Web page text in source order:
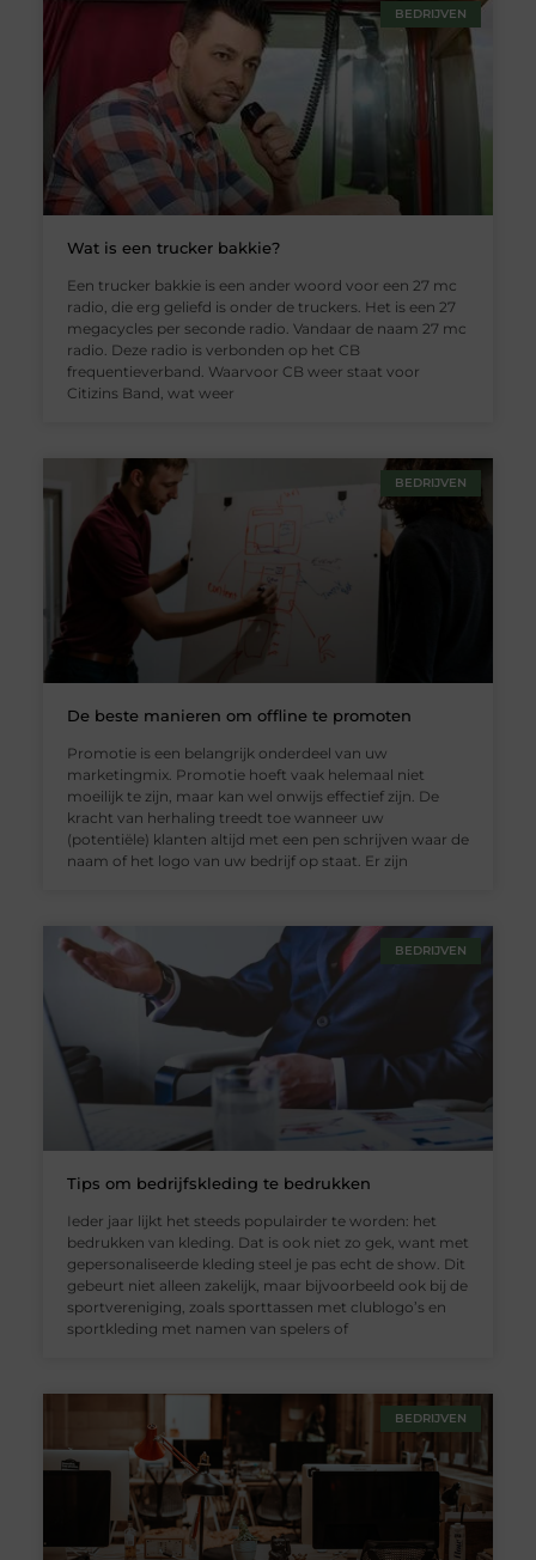
BEDRIJVEN
Wat is een trucker bakkie?
Een trucker bakkie is een ander woord voor een 27 mc
radio, die erg geliefd is onder de truckers. Het is een 27
megacycles per seconde radio. Vandaar de naam 27 mc
radio. Deze radio is verbonden op het CB
frequentieverband. Waarvoor CB weer staat voor
Citizins Band, wat weer
BEDRIJVEN
De beste manieren om offline te promoten
Promotie is een belangrijk onderdeel van uw
marketingmix. Promotie hoeft vaak helemaal niet
moeilijk te zijn, maar kan wel onwijs effectief zijn. De
kracht van herhaling treedt toe wanneer uw
(potentiële) klanten altijd met een pen schrijven waar de
naam of het logo van uw bedrijf op staat. Er zijn
BEDRIJVEN
Tips om bedrijfskleding te bedrukken
Ieder jaar lijkt het steeds populairder te worden: het
bedrukken van kleding. Dat is ook niet zo gek, want met
gepersonaliseerde kleding steel je pas echt de show. Dit
gebeurt niet alleen zakelijk, maar bijvoorbeeld ook bij de
sportvereniging, zoals sporttassen met clublogo’s en
sportkleding met namen van spelers of
BEDRIJVEN